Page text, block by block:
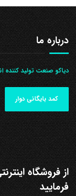
درباره ما
دیاکو صنعت تولید
کمد بایگانی دوار
از فروشگاه
فرمایید